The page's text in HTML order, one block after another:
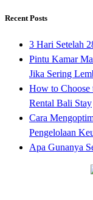
Recent Posts
3 Hari Setelah
Pintu Kamar
Jika Sering
How to
Rental Bali Stay
Cara
Pengelolaan
Apa Gunanya